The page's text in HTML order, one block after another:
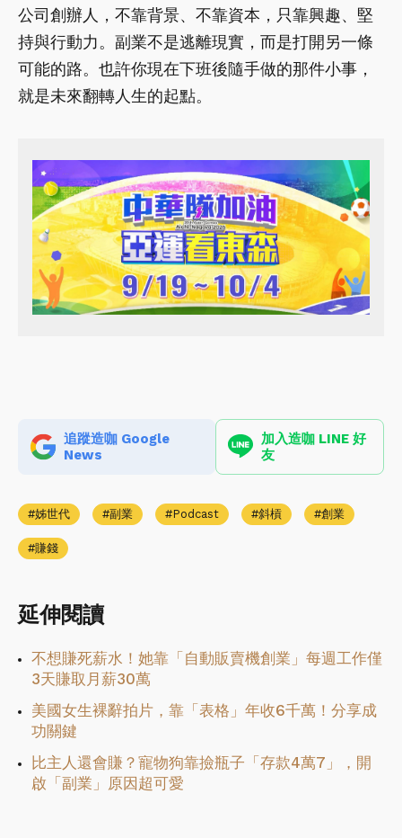
公司創辦人，不靠背景、不靠資本，只靠興趣、堅
持與行動力。副業不是逃離現實，而是打開另一條
可能的路。也許你現在下班後隨手做的那件小事，
就是未來翻轉人生的起點。
追蹤造咖 Google
News
加入造咖 LINE 好
友
姊世代 副業 Podcast 斜槓 創業
賺錢
延伸閱讀
不想賺死薪水！她靠「自動販賣機創業」每週工作僅
3天賺取月薪30萬
美國女生裸辭拍片，靠「表格」年收6千萬！分享成
功關鍵
比主人還會賺？寵物狗靠撿瓶子「存款4萬7」，開
啟「副業」原因超可愛